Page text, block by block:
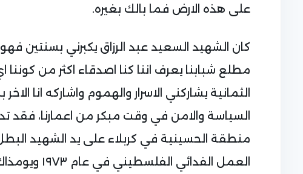
على هذه الارض فما بالك بغيره.
مطلع شبابنا يعرف اننا كنا اصدقاء اكثر من
الثمانية يشاركني الاسرار والهموم واشاركه انا
السياسة والامن في وقت مبكر من اعمارنا، فقد
منطقة الحسينية في كربلاء على يد الشهيد
العمل